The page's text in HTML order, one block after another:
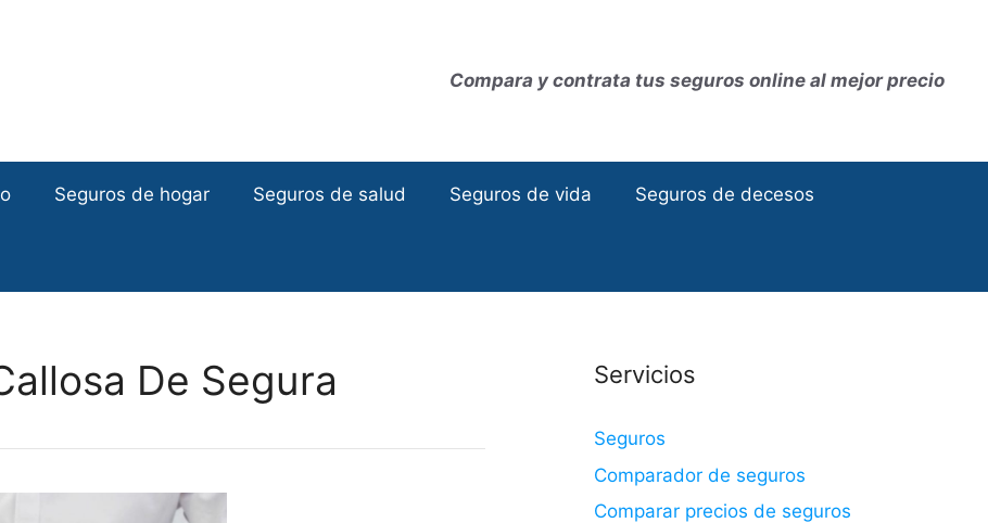
Compara y contrata tus seguros online al mejor precio
Seguros de hogar Seguros de salud Seguros de vida Seguros de decesos
De Segura Servicios
Seguros
Comparador de seguros
Comparar precios de seguros